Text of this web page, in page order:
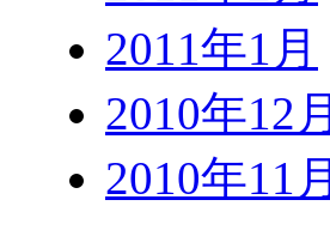
2011年1月
2010年12月
2010年11月